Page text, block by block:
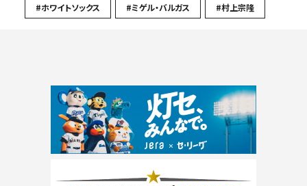
#ホワイトソックス #ミゲル・バルガス #村上宗隆